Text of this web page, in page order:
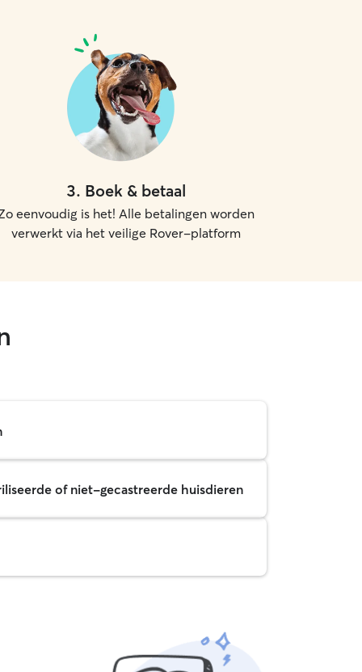
3. Boek & betaal
eenvoudig is het! Alle betalingen worden
verwerkt via het veilige Rover-platform
of niet-gecastreerde huisdieren